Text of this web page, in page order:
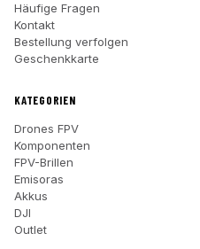
Häufige Fragen
Kontakt
Bestellung verfolgen
Geschenkkarte
KATEGORIEN
Drones FPV
Komponenten
FPV-Brillen
Emisoras
Akkus
DJI
Outlet